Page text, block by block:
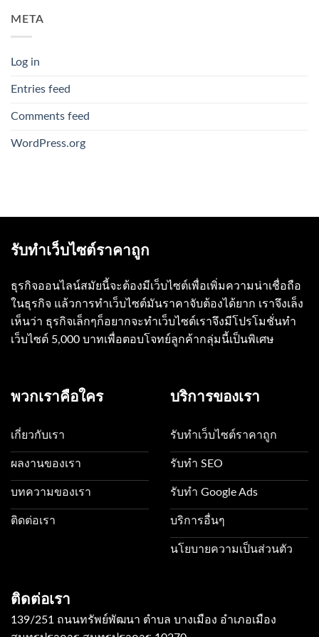
META
Log in
Entries feed
Comments feed
WordPress.org
รับทำเว็บไซต์ราคาถูก
ธุรกิจออนไลน์สมัยนี้จะต้องมีเว็บไซต์เพื่อเพิ่มความน่าเชื่อถือ
ในธุรกิจ แล้วการทำเว็บไซต์มันราคาจับต้องได้ยาก เราจึงเล็ง
เห็นว่า ธุรกิจเล็กๆก็อยากจะทำเว็บไซต์เราจึงมีโปรโมชั่นทำ
เว็บไซต์ 5,000 บาทเพื่อตอบโจทย์ลูกค้ากลุ่มนี้เป็นพิเศษ
พวกเราคือใคร
เกี่ยวกับเรา
ผลงานของเรา
บทความของเรา
ติดต่อเรา
บริการของเรา
รับทำเว็บไซต์ราคาถูก
รับทำ SEO
รับทำ Google Ads
บริการอื่นๆ
นโยบายความเป็นส่วนตัว
ติดต่อเรา
139/251 ถนนทรัพย์พัฒนา ตำบล บางเมือง อำเภอเมือง